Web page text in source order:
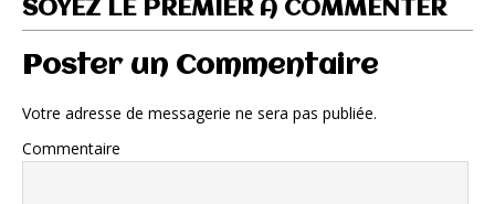
SOYEZ LE PREMIER À COMMENTER
Poster un Commentaire
Votre adresse de messagerie ne sera pas publiée.
Commentaire